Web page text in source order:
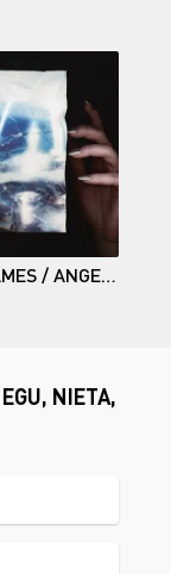
ANGEL NAMES / ANGEL NAMES
NIETA,